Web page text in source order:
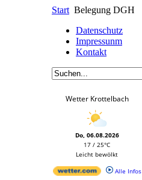
Start Belegung DGH
Datenschutz
Impressunm
Kontakt
Wetter Krottelbach
Do, 06.08.2026
17 / 25°C
Leicht bewölkt
Alle Infos